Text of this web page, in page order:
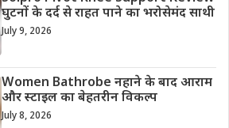
घुटनों के दर्द से राहत पाने का भरोसेमंद साथी
July 9, 2026
Women Bathrobe नहाने के बाद आराम
और स्टाइल का बेहतरीन विकल्प
July 8, 2026